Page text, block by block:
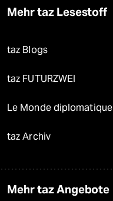
Mehr taz Lesestoff
taz Blogs
taz FUTURZWEI
Le Monde diplomatique
taz Archiv
Mehr taz Angebote